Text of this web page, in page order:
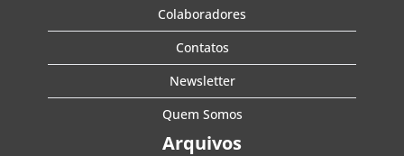
Colaboradores
Contatos
Newsletter
Quem Somos
Arquivos